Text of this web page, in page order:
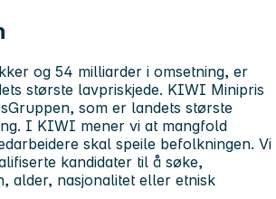
og 54 milliarder i omsetning, er
største lavpriskjede. KIWI Minipris
som er landets største
I KIWI mener vi at mangfold
skal speile befolkningen. Vi
kandidater til å søke,
alder, nasjonalitet eller etnisk